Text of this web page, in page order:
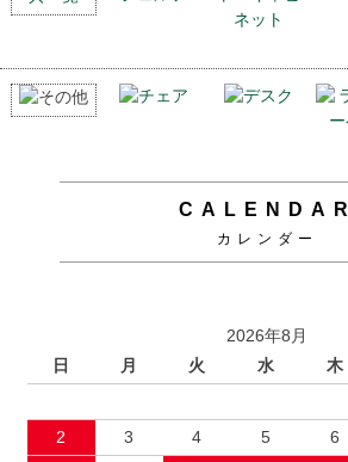
CALENDAR
カレンダー
2026年8月
日
月 火 水 木
2
3 4 5 6